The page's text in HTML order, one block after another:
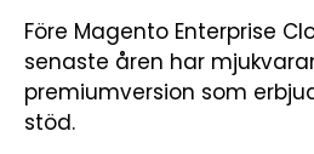
Före Magento Enterprise
senaste åren har
premiumversion som
stöd.